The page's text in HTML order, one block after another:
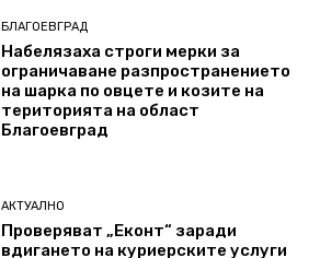
БЛАГОЕВГРАД
Набелязаха строги мерки за
ограничаване разпространението
на шарка по овцете и козите на
територията на област
Благоевград
АКТУАЛНО
Проверяват „Еконт“ заради
вдигането на куриерските услуги